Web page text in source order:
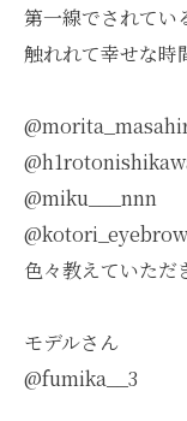
第一線でされてい
触れれて幸せな時
@miku___nnn
@kotori_eyebrow
色々教えていただ
モデルさん
@fumika__3